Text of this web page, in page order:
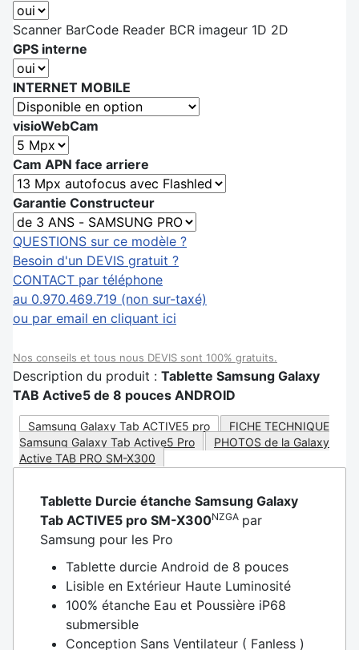
Scanner BarCode Reader BCR imageur 1D 2D
GPS interne
INTERNET MOBILE
visioWebCam
Cam APN face arriere
Garantie Constructeur
QUESTIONS sur ce modèle ?
Besoin d'un DEVIS gratuit ?
CONTACT par téléphone
au 0.970.469.719 (non sur-taxé)
ou par email en cliquant ici
Nos conseils et tous nous DEVIS sont 100% gratuits.
Description du produit : Tablette Samsung Galaxy
TAB Active5 de 8 pouces ANDROID
Samsung Galaxy Tab ACTIVE5 pro
FICHE TECHNIQUE
Samsung Galaxy Tab Active5 Pro
PHOTOS de la Galaxy
Active TAB PRO SM-X300
Tablette Durcie étanche Samsung Galaxy
Tab ACTIVE5 pro SM-X300NZGA par
Samsung pour les Pro
Tablette durcie Android de 8 pouces
Lisible en Extérieur Haute Luminosité
100% étanche Eau et Poussière iP68
submersible
Conception Sans Ventilateur ( Fanless )